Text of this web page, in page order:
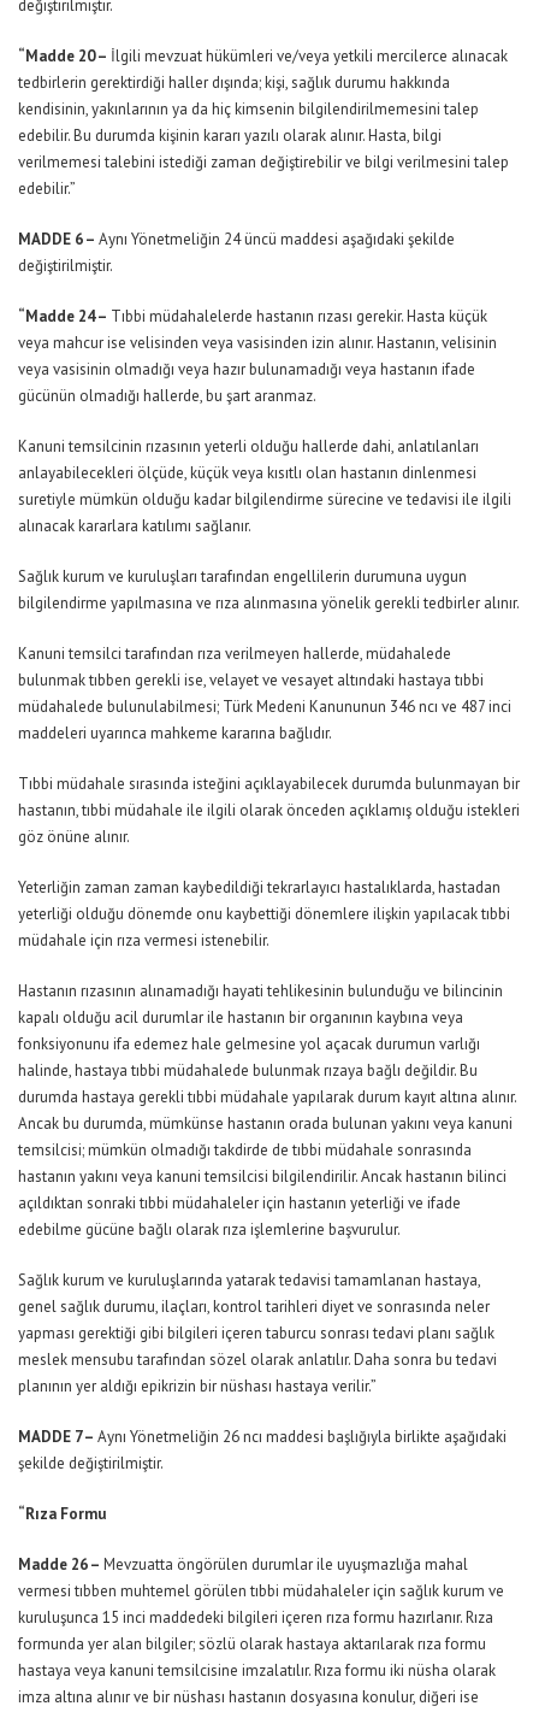
değiştirilmiştir.
“Madde 20 – İlgili mevzuat hükümleri ve/veya yetkili mercilerce alınacak
tedbirlerin gerektirdiği haller dışında; kişi, sağlık durumu hakkında
kendisinin, yakınlarının ya da hiç kimsenin bilgilendirilmemesini talep
edebilir. Bu durumda kişinin kararı yazılı olarak alınır. Hasta, bilgi
verilmemesi talebini istediği zaman değiştirebilir ve bilgi verilmesini talep
edebilir.”
MADDE 6 – Aynı Yönetmeliğin 24 üncü maddesi aşağıdaki şekilde
değiştirilmiştir.
“Madde 24 – Tıbbi müdahalelerde hastanın rızası gerekir. Hasta küçük
veya mahcur ise velisinden veya vasisinden izin alınır. Hastanın, velisinin
veya vasisinin olmadığı veya hazır bulunamadığı veya hastanın ifade
gücünün olmadığı hallerde, bu şart aranmaz.
Kanuni temsilcinin rızasının yeterli olduğu hallerde dahi, anlatılanları
anlayabilecekleri ölçüde, küçük veya kısıtlı olan hastanın dinlenmesi
suretiyle mümkün olduğu kadar bilgilendirme sürecine ve tedavisi ile ilgili
alınacak kararlara katılımı sağlanır.
Sağlık kurum ve kuruluşları tarafından engellilerin durumuna uygun
bilgilendirme yapılmasına ve rıza alınmasına yönelik gerekli tedbirler alınır.
Kanuni temsilci tarafından rıza verilmeyen hallerde, müdahalede
bulunmak tıbben gerekli ise, velayet ve vesayet altındaki hastaya tıbbi
müdahalede bulunulabilmesi; Türk Medeni Kanununun 346 ncı ve 487 inci
maddeleri uyarınca mahkeme kararına bağlıdır.
Tıbbi müdahale sırasında isteğini açıklayabilecek durumda bulunmayan bir
hastanın, tıbbi müdahale ile ilgili olarak önceden açıklamış olduğu istekleri
göz önüne alınır.
Yeterliğin zaman zaman kaybedildiği tekrarlayıcı hastalıklarda, hastadan
yeterliği olduğu dönemde onu kaybettiği dönemlere ilişkin yapılacak tıbbi
müdahale için rıza vermesi istenebilir.
Hastanın rızasının alınamadığı hayati tehlikesinin bulunduğu ve bilincinin
kapalı olduğu acil durumlar ile hastanın bir organının kaybına veya
fonksiyonunu ifa edemez hale gelmesine yol açacak durumun varlığı
halinde, hastaya tıbbi müdahalede bulunmak rızaya bağlı değildir. Bu
durumda hastaya gerekli tıbbi müdahale yapılarak durum kayıt altına alınır.
Ancak bu durumda, mümkünse hastanın orada bulunan yakını veya kanuni
temsilcisi; mümkün olmadığı takdirde de tıbbi müdahale sonrasında
hastanın yakını veya kanuni temsilcisi bilgilendirilir. Ancak hastanın bilinci
açıldıktan sonraki tıbbi müdahaleler için hastanın yeterliği ve ifade
edebilme gücüne bağlı olarak rıza işlemlerine başvurulur.
Sağlık kurum ve kuruluşlarında yatarak tedavisi tamamlanan hastaya,
genel sağlık durumu, ilaçları, kontrol tarihleri diyet ve sonrasında neler
yapması gerektiği gibi bilgileri içeren taburcu sonrası tedavi planı sağlık
meslek mensubu tarafından sözel olarak anlatılır. Daha sonra bu tedavi
planının yer aldığı epikrizin bir nüshası hastaya verilir.”
MADDE 7 – Aynı Yönetmeliğin 26 ncı maddesi başlığıyla birlikte aşağıdaki
şekilde değiştirilmiştir.
“Rıza Formu
Madde 26 – Mevzuatta öngörülen durumlar ile uyuşmazlığa mahal
vermesi tıbben muhtemel görülen tıbbi müdahaleler için sağlık kurum ve
kuruluşunca 15 inci maddedeki bilgileri içeren rıza formu hazırlanır. Rıza
formunda yer alan bilgiler; sözlü olarak hastaya aktarılarak rıza formu
hastaya veya kanuni temsilcisine imzalatılır. Rıza formu iki nüsha olarak
imza altına alınır ve bir nüshası hastanın dosyasına konulur, diğeri ise